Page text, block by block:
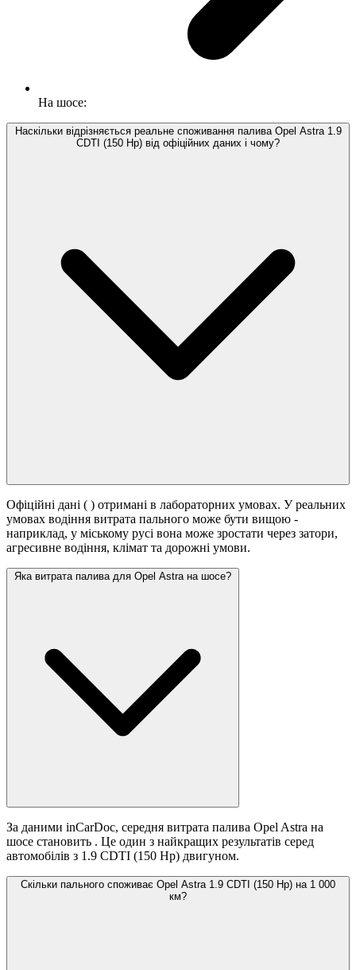
На шосе:
Наскільки відрізняється реальне споживання палива Opel Astra 1.9
CDTI (150 Hp) від офіційних даних і чому?
Офіційні дані ( ) отримані в лабораторних умовах. У реальних
умовах водіння витрата пального може бути вищою -
наприклад, у міському русі вона може зростати через затори,
агресивне водіння, клімат та дорожні умови.
Яка витрата палива для Opel Astra на шосе?
За даними inCarDoc, середня витрата палива Opel Astra на
шосе становить . Це один з найкращих результатів серед
автомобілів з 1.9 CDTI (150 Hp) двигуном.
Скільки пального споживає Opel Astra 1.9 CDTI (150 Hp) на 1 000
км?